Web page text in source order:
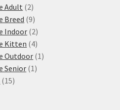
produktů
Adult 22
produkty
Breed 99
produktů
Indoor 22
produkty
Kitten 44
produkty
Outdoor 1 1
Senior 1 1
1515